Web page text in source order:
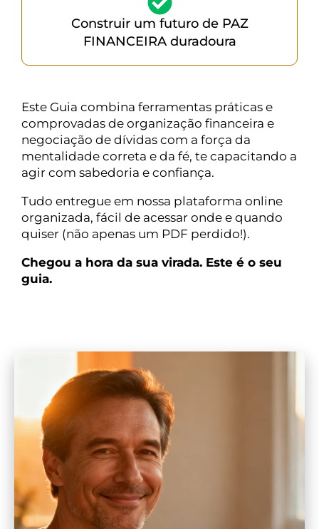
Construir um futuro de PAZ
FINANCEIRA duradoura
Este Guia combina ferramentas práticas e
comprovadas de organização financeira e
negociação de dívidas com a força da
mentalidade correta e da fé, te capacitando a
agir com sabedoria e confiança.
Tudo entregue em nossa plataforma online
organizada, fácil de acessar onde e quando
quiser (não apenas um PDF perdido!).
Chegou a hora da sua virada. Este é o seu
guia.